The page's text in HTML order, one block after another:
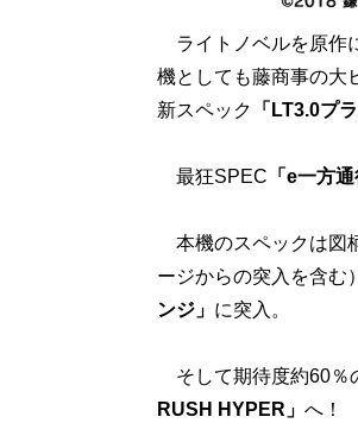
ライトノベルを原作
機としても藤商事の大
新スペック 「LT3.0プラ
最狂SPEC 「e一方
本機のスペックは図
ージからの突入を含む
ンジ」 に突入。
そして期待度約60％
RUSH HYPER」 へ！